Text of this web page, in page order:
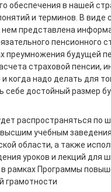
обеспечения в нашей
и терминов. В виде
нем представлена
пенсионного
преумножения будущей
страховой пенсии,
когда надо делать для
себе достойный размер
распространяться по
учебным
области, а также
уроков и лекций для
в рамках Программы
грамотности